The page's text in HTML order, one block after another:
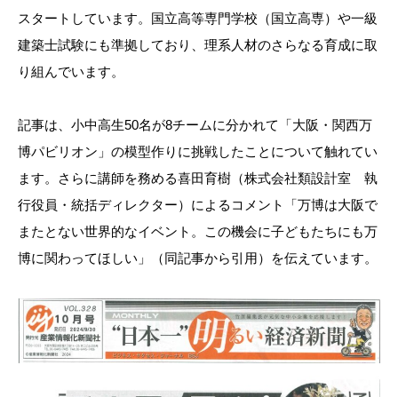
スタートしています。国立高等専門学校（国立高専）や一級
建築士試験にも準拠しており、理系人材のさらなる育成に取
り組んでいます。
記事は、小中高生50名が8チームに分かれて「大阪・関西万
博パビリオン」の模型作りに挑戦したことについて触れてい
ます。さらに講師を務める喜田育樹（株式会社類設計室 執
行役員・統括ディレクター）によるコメント「万博は大阪で
またとない世界的なイベント。この機会に子どもたちにも万
博に関わってほしい」（同記事から引用）を伝えています。